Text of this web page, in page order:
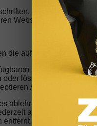
um mehr zu
Websites und auf die
die auf unserer
Dienste und
löschen, indem Sie
/ abzulehnen,
ablehnen möchten.
abmelden oder
entfernt.